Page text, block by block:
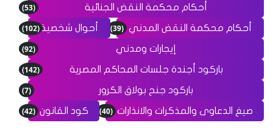
أحكام محكمة النقض الجنائية (53)
أحكام محكمة النقض المدني (39) أحوال شخصية(102)
إيجارات ومدني (92)
باركود أجندة جلسات المحاكم المصرية (142)
باركود جنح بولاق الكرور (7)
صيغ الدعاوى والمذكرات والانذارات (40) كود القانون (42)